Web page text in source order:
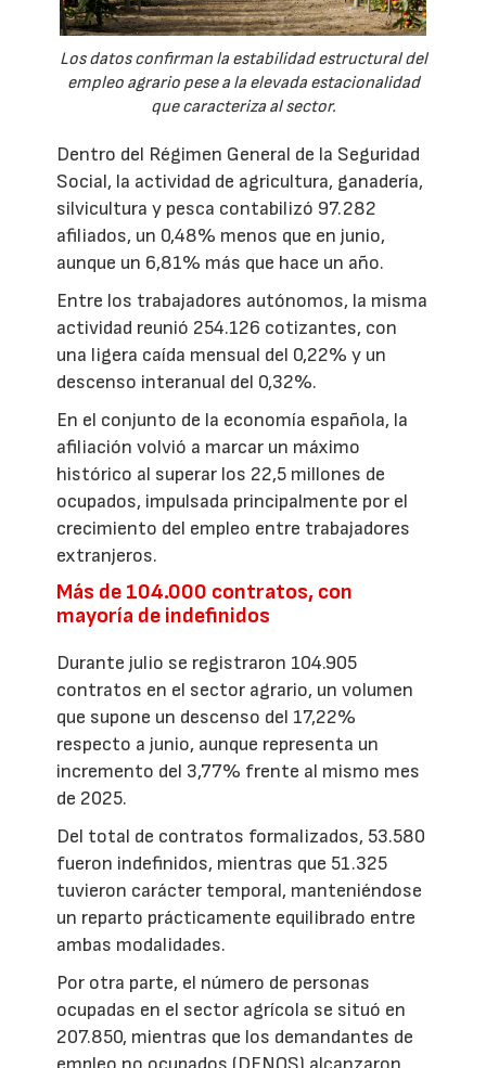
Los datos confirman la estabilidad estructural del
empleo agrario pese a la elevada estacionalidad
que caracteriza al sector.
Dentro del Régimen General de la Seguridad
Social, la actividad de agricultura, ganadería,
silvicultura y pesca contabilizó 97.282
afiliados, un 0,48% menos que en junio,
aunque un 6,81% más que hace un año.
Entre los trabajadores autónomos, la misma
actividad reunió 254.126 cotizantes, con
una ligera caída mensual del 0,22% y un
descenso interanual del 0,32%.
En el conjunto de la economía española, la
afiliación volvió a marcar un máximo
histórico al superar los 22,5 millones de
ocupados, impulsada principalmente por el
crecimiento del empleo entre trabajadores
extranjeros.
Más de 104.000 contratos, con
mayoría de indefinidos
Durante julio se registraron 104.905
contratos en el sector agrario, un volumen
que supone un descenso del 17,22%
respecto a junio, aunque representa un
incremento del 3,77% frente al mismo mes
de 2025.
Del total de contratos formalizados, 53.580
fueron indefinidos, mientras que 51.325
tuvieron carácter temporal, manteniéndose
un reparto prácticamente equilibrado entre
ambas modalidades.
Por otra parte, el número de personas
ocupadas en el sector agrícola se situó en
207.850, mientras que los demandantes de